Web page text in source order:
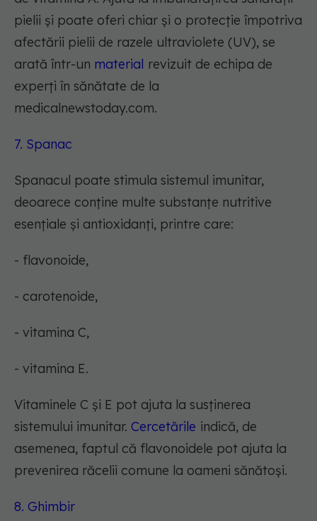
pielii și poate oferi chiar și o protecție împotriva
afectării pielii de razele ultraviolete (UV), se
arată într-un material revizuit de echipa de
experți în sănătate de la
medicalnewstoday.com.
7. Spanac
Spanacul poate stimula sistemul imunitar,
deoarece conține multe substanțe nutritive
esențiale și antioxidanți, printre care:
- flavonoide,
- carotenoide,
- vitamina C,
- vitamina E.
Vitaminele C și E pot ajuta la susținerea
sistemului imunitar. Cercetările indică, de
asemenea, faptul că flavonoidele pot ajuta la
prevenirea răcelii comune la oameni sănătoși.
8. Ghimbir